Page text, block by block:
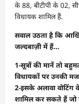
के 88, बीटीपी के 02,
विधायक शामिल हैं.
सवाल उठता है कि
जल्दबाज़ी में हैं…
1-सूत्रों की मानें तो
विधायकों पर उनकी
2-इसके अलावा वोटिंग
शामिल कर सकते हैं जो